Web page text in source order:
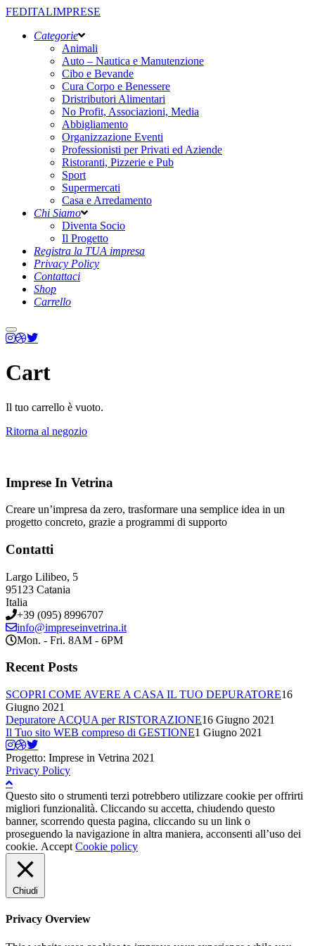
FEDITALIMPRESE
Categorie
Animali
Auto – Nautica e Manutenzione
Cibo e Bevande
Cura Corpo e Benessere
Dristributori Alimentari
No Profit, Associazioni, Media
Abbigliamento
Organizzazione Eventi
Professionisti per Privati ed Aziende
Ristoranti, Pizzerie e Pub
Sport
Supermercati
Casa e Arredamento
Chi Siamo
Diventa Socio
Il Progetto
Registra la TUA impresa
Privacy Policy
Contattaci
Shop
Carrello
Menu
principale
Cart
Il tuo carrello è vuoto.
Ritorna al negozio
Imprese In Vetrina
Creare un’impresa da zero, trasformare una semplice idea in un
progetto concreto, grazie a programmi di supporto
Contatti
Largo Lilibeo, 5
95123 Catania
Italia
+39 (095) 8996707
info@impreseinvetrina.it
Mon. - Fri. 8AM - 6PM
Recent Posts
SCOPRI COME AVERE A CASA IL TUO DEPURATORE16
Giugno 2021
Depuratore ACQUA per RISTORAZIONE16 Giugno 2021
Il Tuo sito WEB compreso di GESTIONE1 Giugno 2021
Progetto: Imprese in Vetrina 2021
Privacy Policy
Questo sito o strumenti terzi potrebbero utilizzare cookie per offrirti
migliori funzionalità. Cliccando su accetta, chiudendo questo
banner, scorrendo questa pagina, cliccando su un link o
proseguendo la navigazione in altra maniera, acconsenti all’uso dei
cookie. Accept Cookie policy
Chiudi
Privacy Overview